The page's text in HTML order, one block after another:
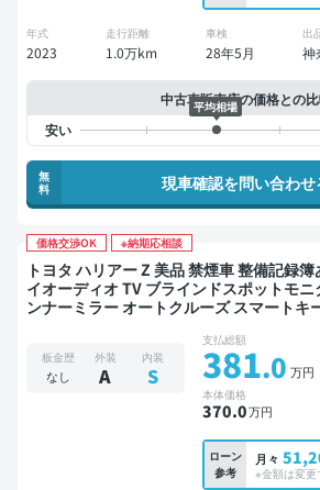
年式
2023
走行距離
1.0万km
車検
28年5月
出
神
中古車販売店の価格との
平均相場
無
料
現車確認を問い合わせ
価格交渉OK ※納期応相談
トヨタ ハリアー Z 美品 禁煙車 整備記録簿あり ディスプレ
イオーディオ TV ブラインドスポットモニ
ンナーミラー オートクルーズ スマートキ
板金歴
なし
外装
A
内装
S
支払総額
381.0 万円
本体価格
370.0万円
ローン
参考
月々
※金額は変更